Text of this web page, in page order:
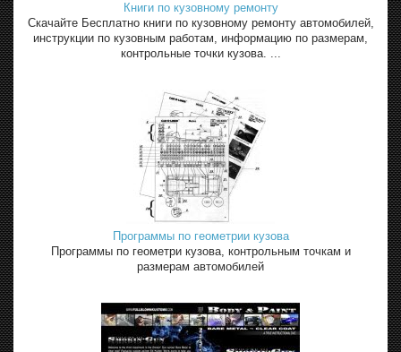
Книги по кузовному ремонту
Скачайте Бесплатно книги по кузовному ремонту автомобилей,
инструкции по кузовным работам, информацию по размерам,
контрольные точки кузова. ...
Программы по геометрии кузова
Программы по геометри кузова, контрольным точкам и
размерам автомобилей